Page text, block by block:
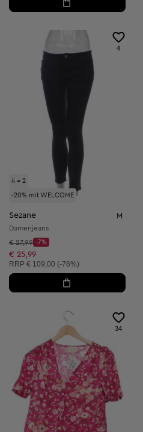
4 = 2
-20% mit WELCOME
4
Sezane M
Damenjeans
Startpreis:
€ 27,99
Discount Price:
-7%
Reduzierter Preis:
€ 25,99
Unverbindliche Preisempfehlung:
RRP € 109,00 (-76%)
34